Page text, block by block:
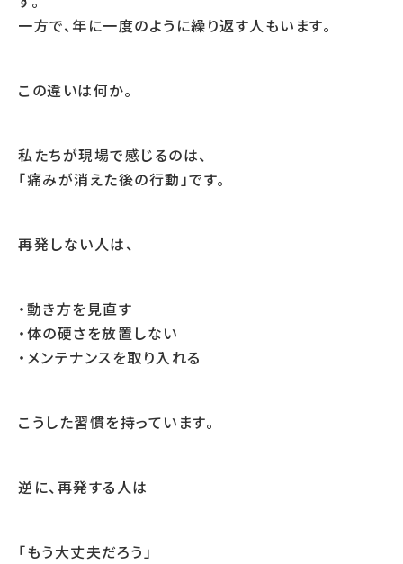
一方で、年に一度のように繰り返す人もいます。
この違いは何か。
私たちが現場で感じるのは、
「痛みが消えた後の行動」です。
再発しない人は、
・動き方を見直す
・体の硬さを放置しない
・メンテナンスを取り入れる
こうした習慣を持っています。
逆に、再発する人は
「もう大丈夫だろう」